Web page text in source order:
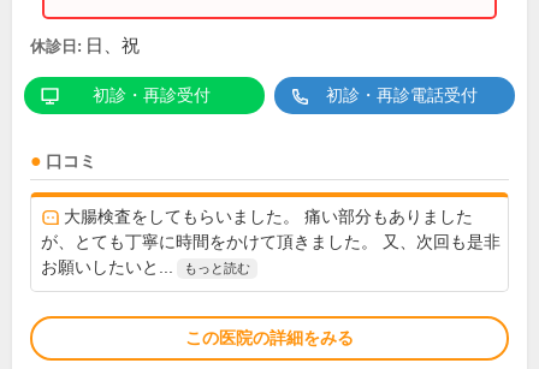
休診日: 日、祝
初診・再診受付 初診・再診電話受付
口コミ
大腸検査をしてもらいました。 痛い部分もありました
が、とても丁寧に時間をかけて頂きました。 又、次回も是非
お願いしたいと...
もっと読む
この医院の詳細をみる